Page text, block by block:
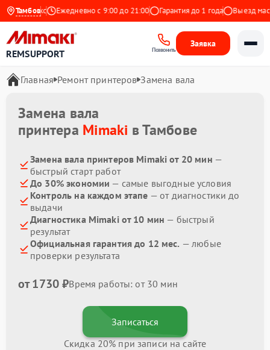
Тамбов
на Яндекс Ежедневно с 9:00 до 21:00 Гарантия до 1 года Выезд
REMSUPPORT Позвонить
Заявка
Главная Ремонт принтеров Замена вала
Замена вала
принтера Mimaki в Тамбове
Замена вала принтеров Mimaki от 20 мин —
быстрый старт работ
До 30% экономии — самые выгодные условия
Контроль на каждом этапе — от диагностики до
выдачи
Диагностика Mimaki от 10 мин — быстрый
результат
Официальная гарантия до 12 мес. — любые
проверки результата
от 1730 ₽Время работы: от 30 мин
Записаться
Скидка 20% при записи на сайте